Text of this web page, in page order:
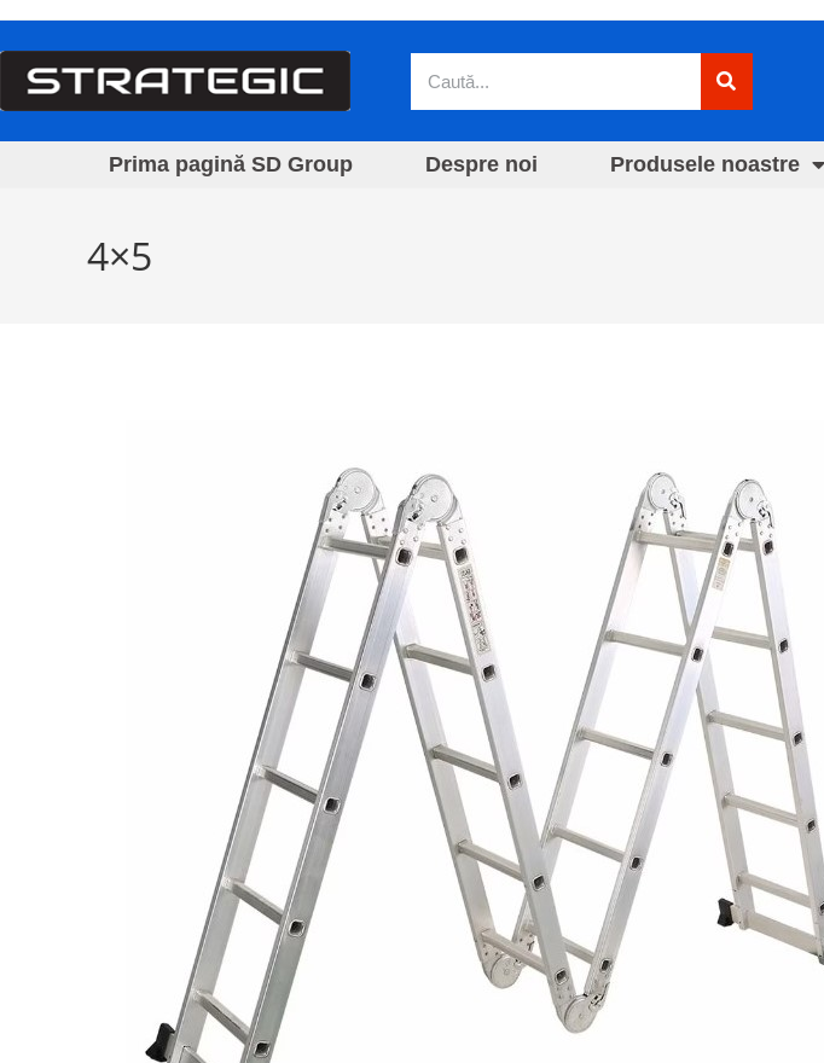
Prima pagină SD Group Despre noi Produsele noastre
4×5